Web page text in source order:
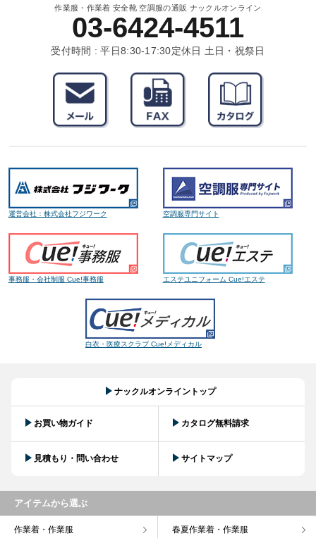
作業服・作業着 安全靴 空調服の通販 ナックルオンライン
03-6424-4511
受付時間 : 平日8:30-17:30定休日 土日・祝祭日
運営会社：株式会社フジワーク 空調服専門サイト
事務服・会社制服 Cue!事務服 エステユニフォーム Cue!エステ
白衣・医療スクラブ Cue!メディカル
ナックルオンライントップ
お買い物ガイド カタログ無料請求
見積もり・問い合わせ サイトマップ
アイテムから選ぶ
作業着・作業服 春夏作業着・作業服